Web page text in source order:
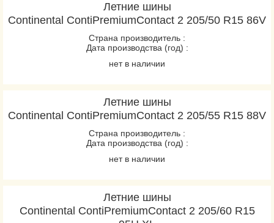
Летние шины
Continental ContiPremiumContact 2 205/50 R15 86V
Страна производитель :
Дата производства (год) :
нет в наличии
Летние шины
Continental ContiPremiumContact 2 205/55 R15 88V
Страна производитель :
Дата производства (год) :
нет в наличии
Летние шины
Continental ContiPremiumContact 2 205/60 R15